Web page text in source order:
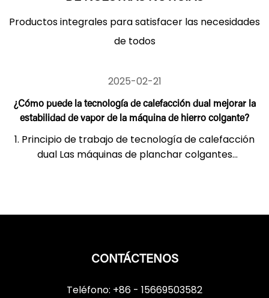
Productos integrales para satisfacer las necesidades
de todos
2025-02-21
¿Cómo puede la tecnología de calefacción dual mejorar la
estabilidad de vapor de la máquina de hierro colgante?
1. Principio de trabajo de tecnología de calefacción
dual Las máquinas de planchar colgantes
CONTÁCTENOS
Teléfono: +86 - 15669503582